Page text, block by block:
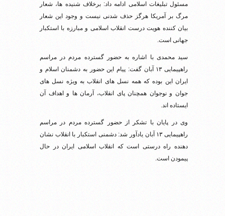
مسئول تبلیغات اسلامی ادامه داد: برخلاف شنیده ها، شعار
مرگ بر آمریکا هرگز حذف شدنی نیست و وجود این شعار
بیان کننده هویت درست انقلاب اسلامی و مبارزه با استکبار
جهانی است.
سید محمدی با اشاره به حضور گسترده مردم در مراسم
راهپیمایی ۱۳ آبان گفت: پیام این حضور به دشمنان اسلام و
ایران این بوده که همه نسل های انقلاب به ویژه نسل های
جوان و نوجوان همچنان پای انقلاب، آرمان ها و اهداف آن
ایستاده اند.
وی در پایان با تشکر از حضور گسترده مردم در مراسم
راهپیمایی ۱۳ آبان یادآور شد: دشمنی استکبار با انقلاب نشان
دهنده راه درستی است که انقلاب اسلامی ایران در حال
پیمودن است.